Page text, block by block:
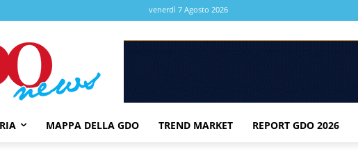
venerdì 7 Agosto 2026
MAPPA DELLA GDO TREND MARKET REPORT GDO 2026